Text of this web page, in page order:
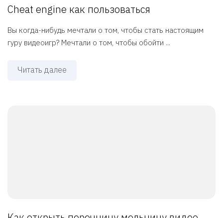
Cheat engine как пользоваться
Вы когда-нибудь мечтали о том, чтобы стать настоящим
гуру видеоигр? Мечтали о том, чтобы обойти ...
Читать далее